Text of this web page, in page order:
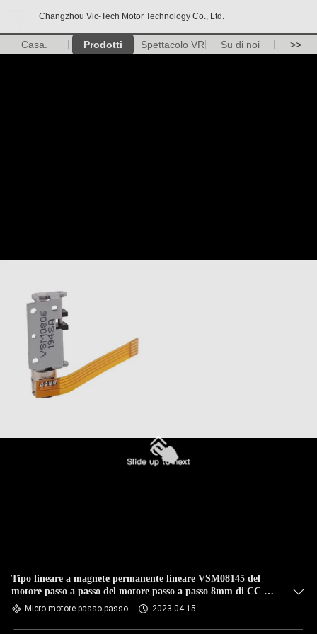
Changzhou Vic-Tech Motor Technology Co., Ltd.
Casa. Prodotti Spettacolo VR Su di noi >>
Tipo lineare a magnete permanente lineare VSM08145 del
motore passo a passo del motore passo a passo 8mm di CC del
micro motore bifase 5v del cursore micro
Micro motore passo-passo 2023-04-15